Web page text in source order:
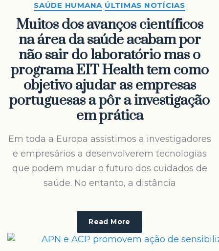
SAÚDE HUMANA ÚLTIMAS NOTÍCIAS
Muitos dos avanços científicos
na área da saúde acabam por
não sair do laboratório mas o
programa EIT Health tem como
objetivo ajudar as empresas
portuguesas a pôr a investigação
em prática
Em toda a Europa assistimos a investigadores
e empresários a desenvolverem tecnologias
que podem mudar o futuro dos cuidados de
saúde. No entanto, a distância
Read More